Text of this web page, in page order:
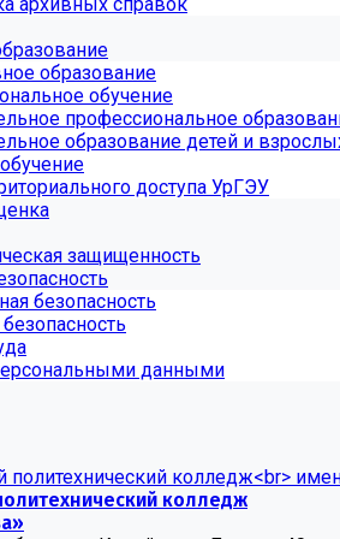
образование
обучение
профессиональное
образование детей и
доступа УрГЭУ
защищенность
безопасность
данными
колледж